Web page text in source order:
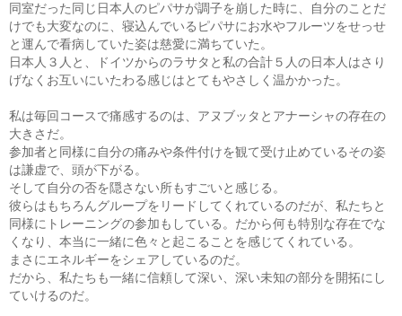
同室だった同じ日本人のピパサが調子を崩した時に、自分のことだ
けでも大変なのに、寝込んでいるピパサにお水やフルーツをせっせ
と運んで看病していた姿は慈愛に満ちていた。
日本人３人と、ドイツからのラサタと私の合計５人の日本人はさり
げなくお互いにいたわる感じはとてもやさしく温かかった。
私は毎回コースで痛感するのは、アヌブッタとアナーシャの存在の
大きさだ。
参加者と同様に自分の痛みや条件付けを観て受け止めているその姿
は謙虚で、頭が下がる。
そして自分の否を隠さない所もすごいと感じる。
彼らはもちろんグループをリードしてくれているのだが、私たちと
同様にトレーニングの参加もしている。だから何も特別な存在でな
くなり、本当に一緒に色々と起こることを感じてくれている。
まさにエネルギーをシェアしているのだ。
だから、私たちも一緒に信頼して深い、深い未知の部分を開拓にし
ていけるのだ。